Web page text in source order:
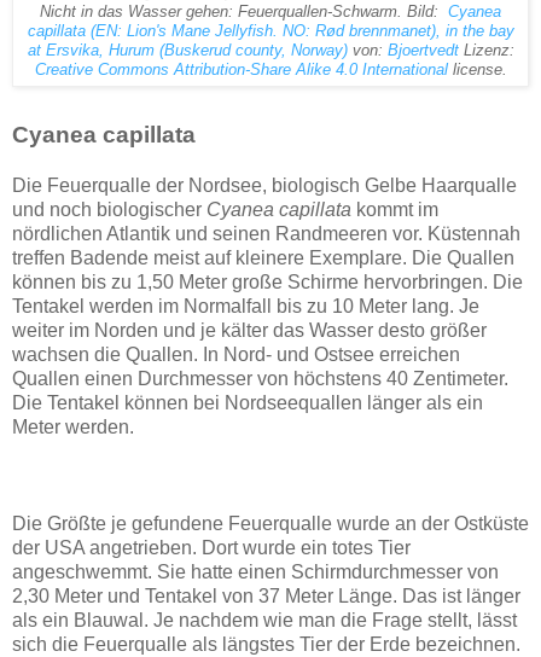
Nicht in das Wasser gehen: Feuerquallen-Schwarm. Bild: Cyanea
capillata (EN: Lion's Mane Jellyfish. NO: Rød brennmanet), in the bay
at Ersvika, Hurum (Buskerud county, Norway)von: BjoertvedtLizenz:
Creative Commons Attribution-Share Alike 4.0 Internationallicense.
Cyanea capillata
Die Feuerqualle der Nordsee, biologisch Gelbe Haarqualle
und noch biologischer Cyanea capillata kommt im
nördlichen Atlantik und seinen Randmeeren vor. Küstennah
treffen Badende meist auf kleinere Exemplare. Die Quallen
können bis zu 1,50 Meter große Schirme hervorbringen. Die
Tentakel werden im Normalfall bis zu 10 Meter lang. Je
weiter im Norden und je kälter das Wasser desto größer
wachsen die Quallen. In Nord- und Ostsee erreichen
Quallen einen Durchmesser von höchstens 40 Zentimeter.
Die Tentakel können bei Nordseequallen länger als ein
Meter werden.
Die Größte je gefundene Feuerqualle wurde an der Ostküste
der USA angetrieben. Dort wurde ein totes Tier
angeschwemmt. Sie hatte einen Schirmdurchmesser von
2,30 Meter und Tentakel von 37 Meter Länge. Das ist länger
als ein Blauwal. Je nachdem wie man die Frage stellt, lässt
sich die Feuerqualle als längstes Tier der Erde bezeichnen.